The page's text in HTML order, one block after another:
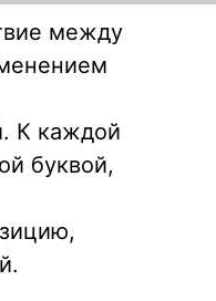
между
К каждой
буквой,